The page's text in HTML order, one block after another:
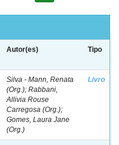
Autor(es) Tipo
Silva - Mann, Renata
(Org.); Rabbani,
Allivia Rouse
Carregosa (Org.);
Gomes, Laura Jane
(Org.)
Livro